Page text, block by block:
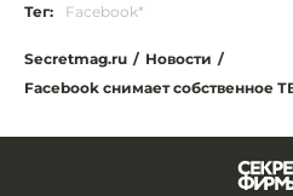
Тег: Facebook*
Secretmag.ru / Новости /
Facebook снимает собственное